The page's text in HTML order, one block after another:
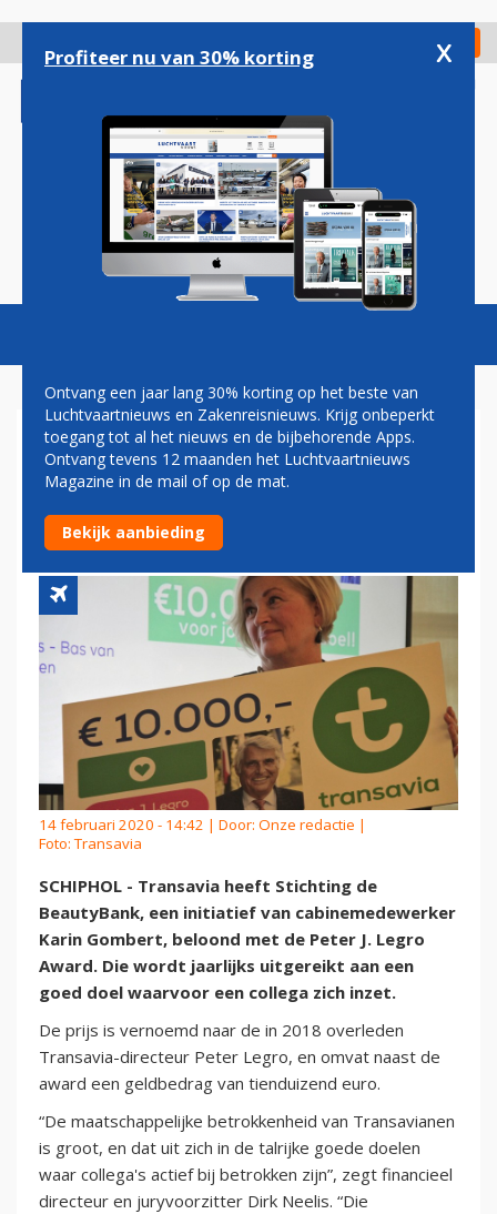
gaan
Check in
Magazine Podcasts Vacatures
TRANSAVIA BELOONT
BEAUTYBANK MET PETER J.
LEGRO AWARD
14 februari 2020 - 14:42 | Door: Onze redactie |
Foto: Transavia
SCHIPHOL - Transavia heeft Stichting de
BeautyBank, een initiatief van cabinemedewerker
Karin Gombert, beloond met de Peter J. Legro
Award. Die wordt jaarlijks uitgereikt aan een
goed doel waarvoor een collega zich inzet.
De prijs is vernoemd naar de in 2018 overleden
Transavia-directeur Peter Legro, en omvat naast de
award een geldbedrag van tienduizend euro.
“De maatschappelijke betrokkenheid van Transavianen
is groot, en dat uit zich in de talrijke goede doelen
waar collega's actief bij betrokken zijn”, zegt financieel
directeur en juryvoorzitter Dirk Neelis. “Die
Profiteer nu van 30% korting x
Ontvang een jaar lang 30% korting op het beste van
Luchtvaartnieuws en Zakenreisnieuws. Krijg onbeperkt
toegang tot al het nieuws en de bijbehorende Apps.
Ontvang tevens 12 maanden het Luchtvaartnieuws
Magazine in de mail of op de mat.
Bekijk aanbieding